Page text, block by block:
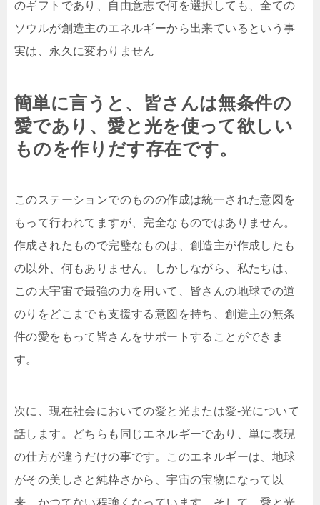
のギフトであり、自由意志で何を選択しても、全ての
ソウルが創造主のエネルギーから出来ているという事
実は、永久に変わりません
簡単に言うと、皆さんは無条件の
愛であり、愛と光を使って欲しい
ものを作りだす存在です。
このステーションでのものの作成は統一された意図を
もって行われてますが、完全なものではありません。
作成されたもので完璧なものは、創造主が作成したも
の以外、何もありません。しかしながら、私たちは、
この大宇宙で最強の力を用いて、皆さんの地球での道
のりをどこまでも支援する意図を持ち、創造主の無条
件の愛をもって皆さんをサポートすることができま
す。
次に、現在社会においての愛と光または愛-光について
話します。どちらも同じエネルギーであり、単に表現
の仕方が違うだけの事です。このエネルギーは、地球
がその美しさと純粋さから、宇宙の宝物になって以
来、かつてない程強くなっています。そして、愛と光